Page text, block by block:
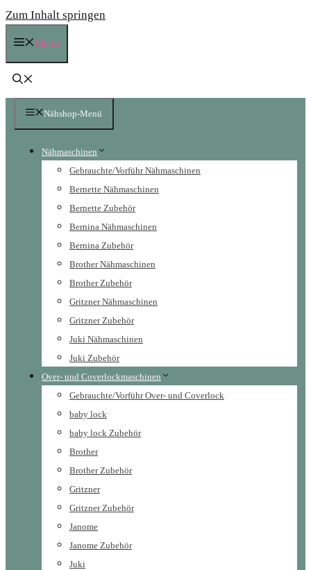
Zum Inhalt springen
Menü
Nähshop-Menü
Nähmaschinen
Gebrauchte/Vorführ Nähmaschinen
Bernette Nähmaschinen
Bernette Zubehör
Bernina Nähmaschinen
Bernina Zubehör
Brother Nähmaschinen
Brother Zubehör
Gritzner Nähmaschinen
Gritzner Zubehör
Juki Nähmaschinen
Juki Zubehör
Over- und Coverlockmaschinen
Gebrauchte/Vorführ Over- und Coverlock
baby lock
baby lock Zubehör
Brother
Brother Zubehör
Gritzner
Gritzner Zubehör
Janome
Janome Zubehör
Juki